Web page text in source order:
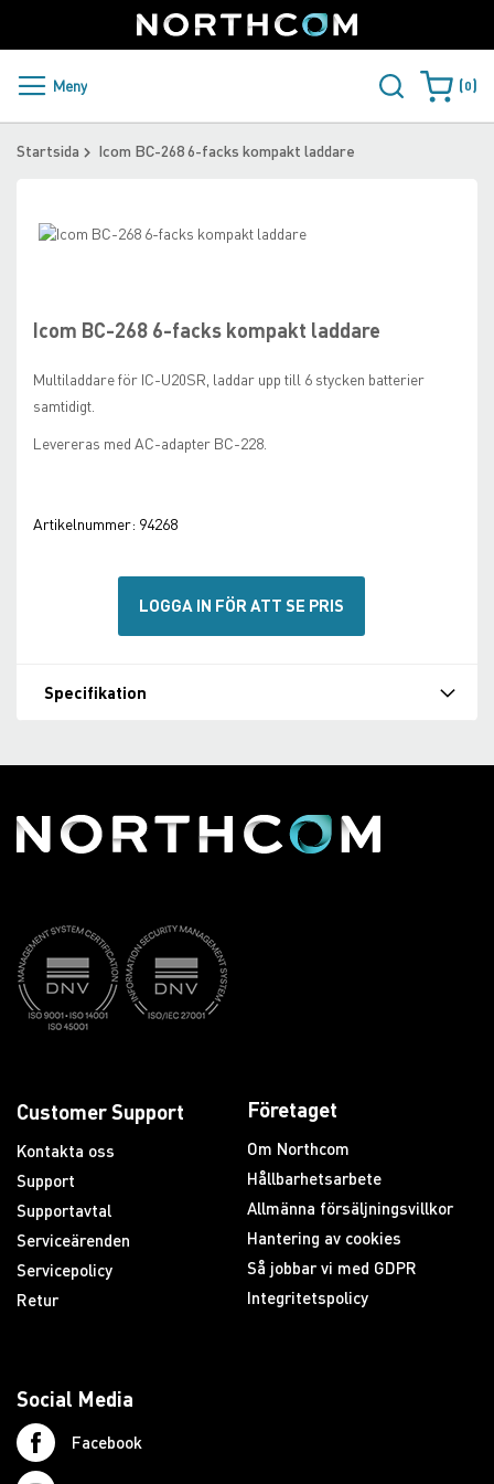
to
Content
Sweden
PRODUKTER OCH LÖSNINGAR
ÅTERFÖRSÄLJARE
Meny Varukorgen
0
Startsida Icom BC-268 6-facks kompakt laddare
Icom BC-268 6-facks kompakt laddare
Multiladdare för IC-U20SR, laddar upp till 6 stycken batterier
samtidigt.
Levereras med AC-adapter BC-228.
Artikelnummer: 94268
LOGGA IN FÖR ATT SE PRIS
Skip
the
gallery
beginning
of
images
gallery
Specifikation
Customer Support
Kontakta oss
Support
Supportavtal
Serviceärenden
Servicepolicy
Retur
Företaget
Om Northcom
Hållbarhetsarbete
Allmänna försäljningsvillkor
Hantering av cookies
Så jobbar vi med GDPR
Integritetspolicy
Social Media
Facebook